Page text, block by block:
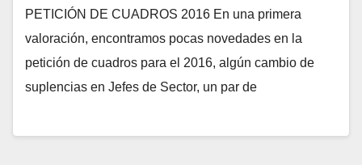
PETICIÓN DE CUADROS 2016 En una primera
valoración, encontramos pocas novedades en la
petición de cuadros para el 2016, algún cambio de
suplencias en Jefes de Sector, un par de